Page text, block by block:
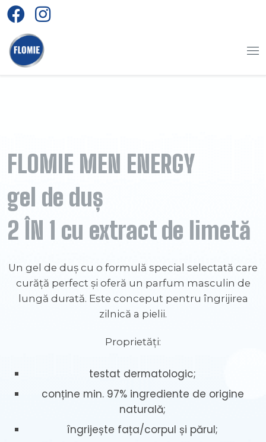
Sari la conținut
FLOMIE MEN ENERGY
gel de duș
2 ÎN 1 cu extract de limetă
Un gel de duș cu o formulă special selectată care
curăță perfect și oferă un parfum masculin de
lungă durată. Este conceput pentru îngrijirea
zilnică a pielii.
Proprietăți:
testat dermatologic;
conține min. 97% ingrediente de origine
naturală;
îngrijește fața/corpul și părul;